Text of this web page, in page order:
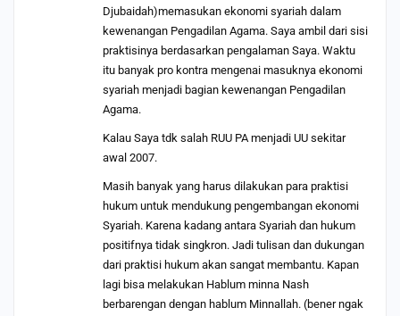
Djubaidah)memasukan ekonomi syariah dalam
kewenangan Pengadilan Agama. Saya ambil dari sisi
praktisinya berdasarkan pengalaman Saya. Waktu
itu banyak pro kontra mengenai masuknya ekonomi
syariah menjadi bagian kewenangan Pengadilan
Agama.
Kalau Saya tdk salah RUU PA menjadi UU sekitar
awal 2007.
Masih banyak yang harus dilakukan para praktisi
hukum untuk mendukung pengembangan ekonomi
Syariah. Karena kadang antara Syariah dan hukum
positifnya tidak singkron. Jadi tulisan dan dukungan
dari praktisi hukum akan sangat membantu. Kapan
lagi bisa melakukan Hablum minna Nash
berbarengan dengan hablum Minnallah. (bener ngak